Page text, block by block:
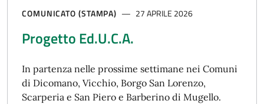
COMUNICATO (STAMPA) 27 APRILE 2026
Progetto Ed.U.C.A.
In partenza nelle prossime settimane nei Comuni
di Dicomano, Vicchio, Borgo San Lorenzo,
Scarperia e San Piero e Barberino di Mugello.